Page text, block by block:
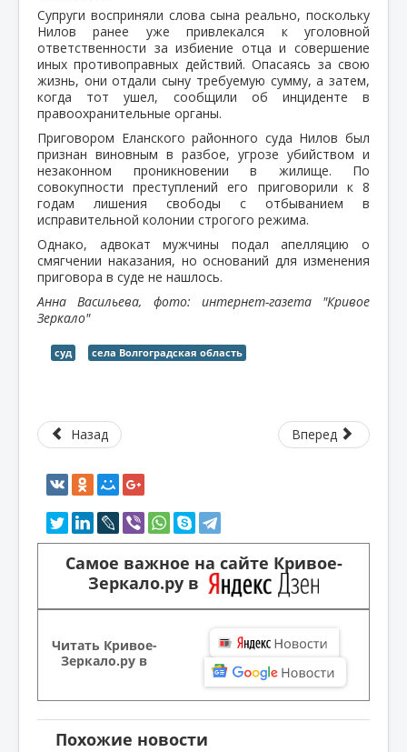
Супруги восприняли слова сына реально, поскольку
Нилов ранее уже привлекался к уголовной
ответственности за избиение отца и совершение
иных противоправных действий. Опасаясь за свою
жизнь, они отдали сыну требуемую сумму, а затем,
когда тот ушел, сообщили об инциденте в
правоохранительные органы.
Приговором Еланского районного суда Нилов был
признан виновным в разбое, угрозе убийством и
незаконном проникновении в жилище. По
совокупности преступлений его приговорили к 8
годам лишения свободы с отбыванием в
исправительной колонии строгого режима.
Однако, адвокат мужчины подал апелляцию о
смягчении наказания, но оснований для изменения
приговора в суде не нашлось.
Анна Васильева, фото: интернет-газета "Кривое
Зеркало"
суд села Волгоградская область
Назад Вперед
Самое важное на сайте Кривое-
Зеркало.ру в
Читать Кривое-
Зеркало.ру в
Похожие новости